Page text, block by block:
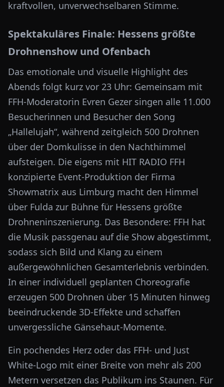
kraftvollen, unverwechselbaren Stimme.
Spektakuläres Finale: Hessens größte
Drohnenshow und Ofenbach
Das emotionale und visuelle Highlight des
Abends folgt kurz vor 23 Uhr: Gemeinsam mit
FFH-Moderatorin Evren Gezer singen alle 11.000
Besucherinnen und Besucher den Song
„Hallelujah“, während zeitgleich 500 Drohnen
über der Domkulisse in den Nachthimmel
aufsteigen. Die eigens mit HIT RADIO FFH
konzipierte Event-Produktion der Firma
Showmatrix aus Limburg macht den Himmel
über Fulda zur Bühne für Hessens größte
Drohneninszenierung. Das Besondere: FFH hat
die Musik passgenau auf die Show abgestimmt,
sodass sich Bild und Klang zu einem
außergewöhnlichen Gesamterlebnis verbinden.
In einer individuell geplanten Choreografie
erzeugen 500 Drohnen über 15 Minuten hinweg
beeindruckende 3D-Effekte und schaffen
unvergessliche Gänsehaut-Momente.
Ein pochendes Herz oder das FFH- und Just
White-Logo mit einer Breite von mehr als 200
Metern versetzen das Publikum ins Staunen. Für